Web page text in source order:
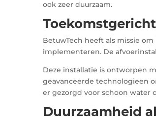
ook zeer duurzaam.
BetuwTech heeft als missie
implementeren. De
Deze installatie is ontworpen
geavanceerde technologieën
er gezorgd voor schoon water
Duurzaamheid